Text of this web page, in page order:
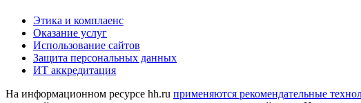
Этика и комплаенс
Оказание услуг
Использование сайтов
Защита персональных данных
ИТ аккредитация
На информационном ресурсе hh.ru применяются рекомендательные